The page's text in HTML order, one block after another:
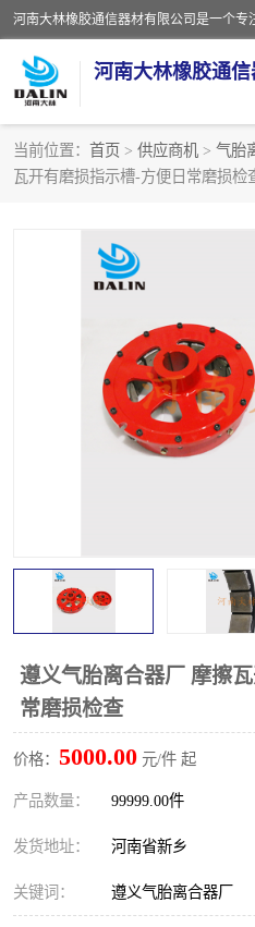
河南大林橡胶通信
当前位置： 首页 > 供应商机 > 气胎
瓦开有磨损指示槽-方便日常磨损检
遵义气胎离合器厂 摩擦
常磨损检查
价格： 5000.00 元/件 起
产品数量： 99999.00件
发货地址： 河南省新乡
关键词： 遵义气胎离合器厂
推盘离合器
VC离合器
PO隔膜离合器
泥浆泵空气包胶囊
DY隔膜式离合器